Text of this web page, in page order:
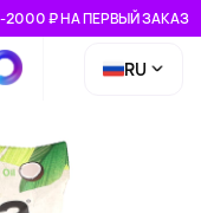
-2000 ₽ НА ПЕРВЫЙ ЗАКАЗ
RU